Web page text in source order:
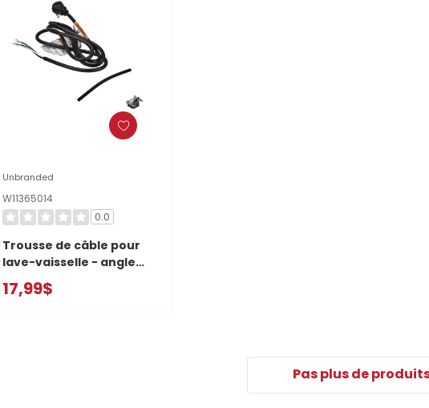
Unbranded
W11365014
0.0
Trousse de câble pour
lave-vaisselle - angle
droit W11365014
17,99$
Pas plus de